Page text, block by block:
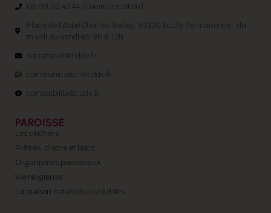
06 99 02 43 44 (Communication)
Place de l'Abbé Charles-Balley, 69130 Ecully Permanence : du
mardi au vendredi 9h à 12h
secretariat@cdde.fr
communication@cdde.fr
comptabilite@cdde.fr
PAROISSE
Les clochers
Prêtres, diacre et laïcs
Organismes paroissiaux
Vie religieuse
La maison natale du curé d'Ars